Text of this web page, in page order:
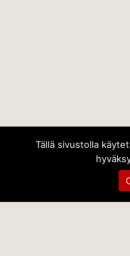
Tällä sivustolla